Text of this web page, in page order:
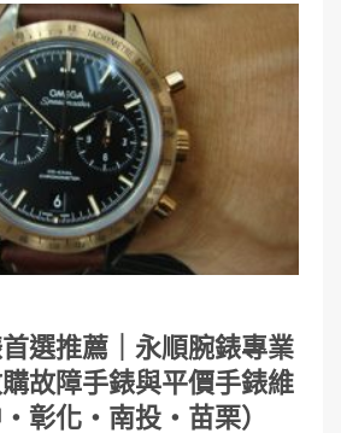
選推薦｜永順腕錶專業
故障手錶與平價手錶維
彰化・南投・苗栗）